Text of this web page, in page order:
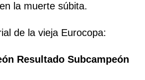
la muerte súbita.
de la vieja Eurocopa:
Resultado Subcampeón